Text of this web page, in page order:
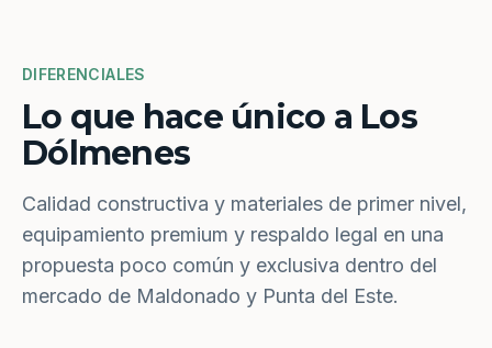
DIFERENCIALES
Lo que hace único a Los
Dólmenes
Calidad constructiva y materiales de primer nivel,
equipamiento premium y respaldo legal en una
propuesta poco común y exclusiva dentro del
mercado de Maldonado y Punta del Este.